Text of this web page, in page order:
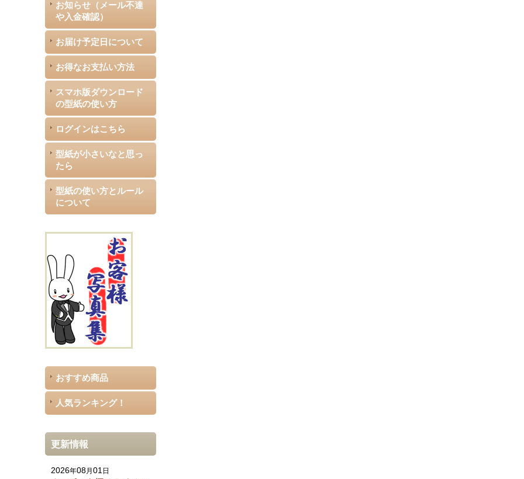
お知らせ（メール不達
や入金確認）
お届け予定日について
お得なお支払い方法
スマホ版ダウンロード
の型紙の使い方
ログインはこちら
型紙が小さいなと思っ
たら
型紙の使い方とルール
について
おすすめ商品
人気ランキング！
更新情報
2026年08月01 日